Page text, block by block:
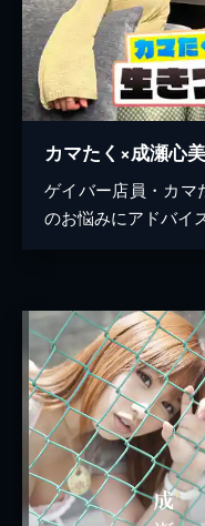
カマたく×成瀬心
ゲイバー店員・カマ
のお悩みにアドバイ